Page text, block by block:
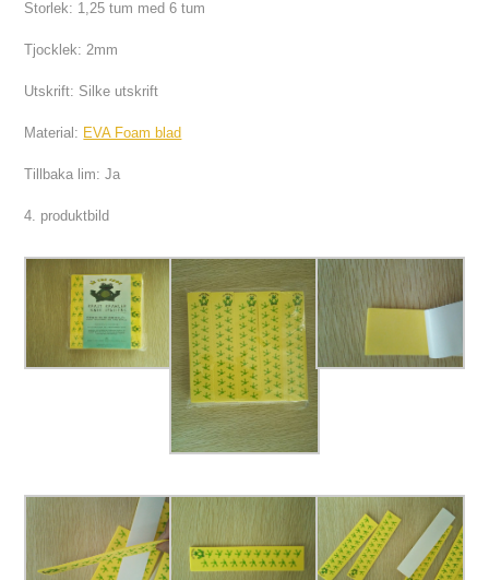
Storlek: 1,25 tum med 6 tum
Tjocklek: 2mm
Utskrift: Silke utskrift
Material: EVA Foam blad
Tillbaka lim: Ja
4. produktbild